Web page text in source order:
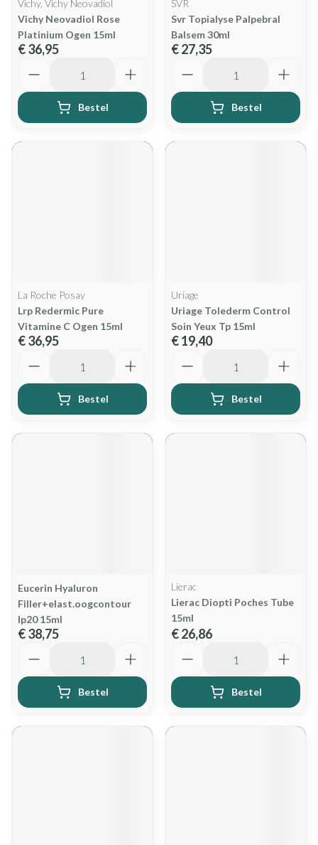
Vichy, Vichy Neovadiol
Vichy Neovadiol Rose
Platinium Ogen 15ml
€ 36,95
Bestel
SVR
Svr Topialyse Palpebral
Balsem 30ml
€ 27,35
Bestel
La Roche Posay
Lrp Redermic Pure
Vitamine C Ogen 15ml
€ 36,95
Bestel
Uriage
Uriage Tolederm Control
Soin Yeux Tp 15ml
€ 19,40
Bestel
Eucerin Hyaluron
Filler+elast.oogcontour
Ip20 15ml
€ 38,75
Bestel
Lierac
Lierac Diopti Poches Tube
15ml
€ 26,86
Bestel